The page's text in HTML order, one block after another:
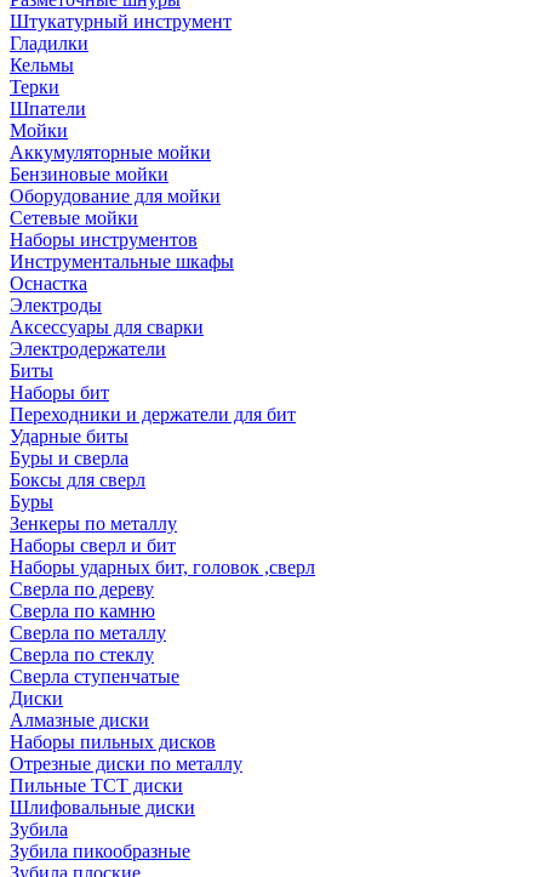
Штукатурный инструмент
Гладилки
Кельмы
Терки
Шпатели
Мойки
Аккумуляторные мойки
Бензиновые мойки
Оборудование для мойки
Сетевые мойки
Наборы инструментов
Инструментальные шкафы
Оснастка
Электроды
Аксессуары для сварки
Электродержатели
Биты
Наборы бит
Переходники и держатели для бит
Ударные биты
Буры и сверла
Боксы для сверл
Буры
Зенкеры по металлу
Наборы сверл и бит
Наборы ударных бит, головок ,сверл
Сверла по дереву
Сверла по камню
Сверла по металлу
Сверла по стеклу
Сверла ступенчатые
Диски
Алмазные диски
Наборы пильных дисков
Отрезные диски по металлу
Пильные TCT диски
Шлифовальные диски
Зубила
Зубила пикообразные
Зубила плоские